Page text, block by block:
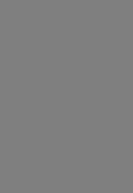
SP
SP
SP